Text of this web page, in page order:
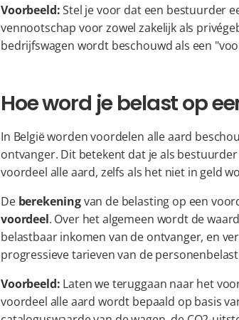
Voorbeeld: Stel je voor dat een bestuurder
vennootschap voor zowel zakelijk als
bedrijfswagen wordt beschouwd als een
Hoe word je belast op
In België worden voordelen alle aard
ontvanger. Dit betekent dat je als
voordeel alle aard, zelfs als het niet in geld
De berekening van de belasting op een
voordeel. Over het algemeen wordt de
belastbaar inkomen van de ontvanger, en
progressieve tarieven van de
Voorbeeld: Laten we teruggaan naar het
voordeel alle aard wordt bepaald op basis